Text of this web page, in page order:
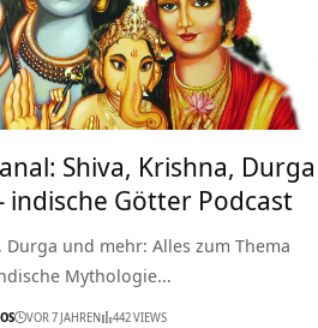
Shiva, Krishna, Durga
indische Götter Podcast
Durga und mehr: Alles zum Thema
Mythologie…
VOR 7 JAHREN 442 VIEWS